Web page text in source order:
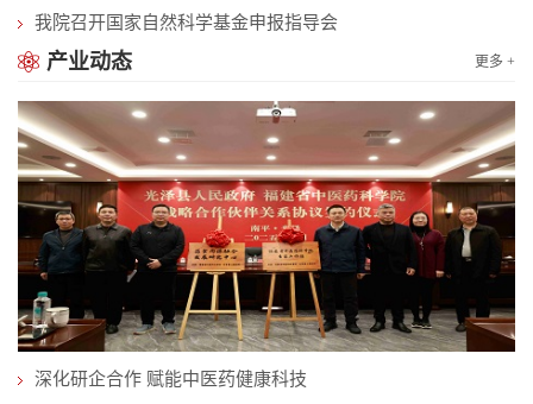
我院召开国家自然科学基金申报指导会
产业动态 更多 +
深化研企合作 赋能中医药健康科技